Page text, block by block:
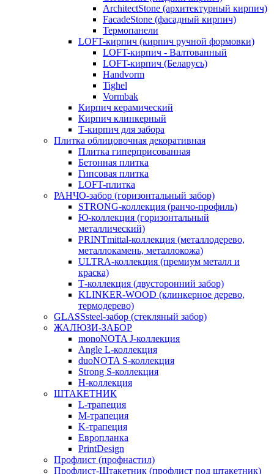
ArchitectStone (архитектурный кирпич)
FacadeStone (фасадный кирпич)
Термопанели
LOFT-кирпич (кирпич ручной формовки)
LOFT-кирпич - Валтованный
LOFT-кирпич (Беларусь)
Handvorm
Tighel
Vormbak
Кирпич керамический
Кирпич клинкерный
Т-кирпич для забора
Плитка облицовочная декоративная
Плитка гиперприсованная
Бетонная плитка
Гипсовая плитка
LOFT-плитка
РАНЧО-забор (горизонтальный забор)
STRONG-коллекция (ранчо-профиль)
Ю-коллекция (горизонтальный
металлический)
PRINTmittal-коллекция (металлодерево,
металлокамень, металлокожа)
ULTRA-коллекция (премиум металл и
краска)
Т-коллекция (двусторонний забор)
KLINKER-WOOD (клинкерное дерево,
термодерево)
GLASSsteel-забор (стекляный забор)
ЖАЛЮЗИ-ЗАБОР
monoNOTA J-коллекция
Angle L-коллекция
duoNOTA S-коллекция
Strong S-коллекция
H-коллекция
ШТАКЕТНИК
L-трапеция
M-трапеция
K-трапеция
Европланка
PrintDesign
Профлист (профнастил)
Профлист-Штакетник (профлист под штакетник)